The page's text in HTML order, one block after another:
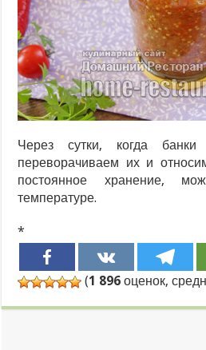
Через сутки, когда банки
переворачиваем их и
постоянное хранение,
температуре.
*
(1 896 оценок,